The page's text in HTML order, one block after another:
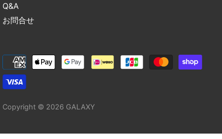
Q&A
お問合せ
Copyright © 2026 GALAXY